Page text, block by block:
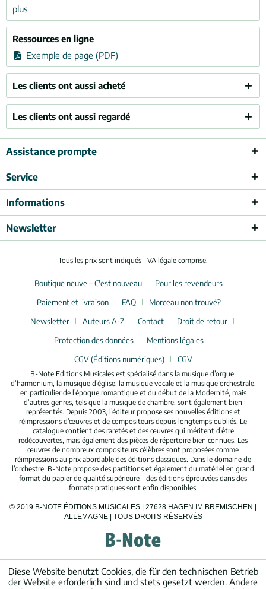
plus
Ressources en ligne
Exemple de page (PDF)
Les clients ont aussi acheté
Les clients ont aussi regardé
Assistance prompte
Service
Informations
Newsletter
Tous les prix sont indiqués TVA légale comprise.
Boutique neuve – C'est nouveau
Pour les revendeurs
Paiement et livraison
FAQ
Morceau non trouvé?
Newsletter
Auteurs A-Z Contact
Droit de retour
Protection des données
Mentions légales
CGV (Éditions numériques)
CGV
B-Note Editions Musicales est spécialisé dans la musique d’orgue,
d’harmonium, la musique d’église, la musique vocale et la musique orchestrale,
en particulier de l’époque romantique et du début de la Modernité, mais
d’autres genres, tels que la musique de chambre, sont également bien
représentés. Depuis 2003, l’éditeur propose ses nouvelles éditions et
réimpressions d’œuvres et de compositeurs depuis longtemps oubliés. Le
catalogue contient des raretés et des œuvres qui méritent d’être
redécouvertes, mais également des pièces de répertoire bien connues. Les
œuvres de nombreux compositeurs célèbres sont proposées comme
réimpressions au prix abordable des éditions classiques. Dans le domaine de
l’orchestre, B-Note propose des partitions et également du matériel en grand
format du papier de qualité supérieure – des éditions éprouvées dans des
formats pratiques sont enfin disponibles.
© 2019 B-NOTE ÉDITIONS MUSICALES | 27628 HAGEN IM BREMISCHEN |
ALLEMAGNE | TOUS DROITS RÉSERVÉS
Diese Website benutzt Cookies, die für den technischen Betrieb
der Website erforderlich sind und stets gesetzt werden. Andere